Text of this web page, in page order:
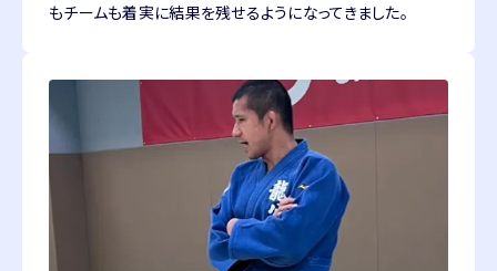
もチームも着実に結果を残せるようになってきました。